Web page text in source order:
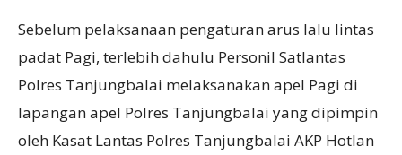
Sebelum pelaksanaan pengaturan arus lalu lintas
padat Pagi, terlebih dahulu Personil Satlantas
Polres Tanjungbalai melaksanakan apel Pagi di
lapangan apel Polres Tanjungbalai yang dipimpin
oleh Kasat Lantas Polres Tanjungbalai AKP Hotlan